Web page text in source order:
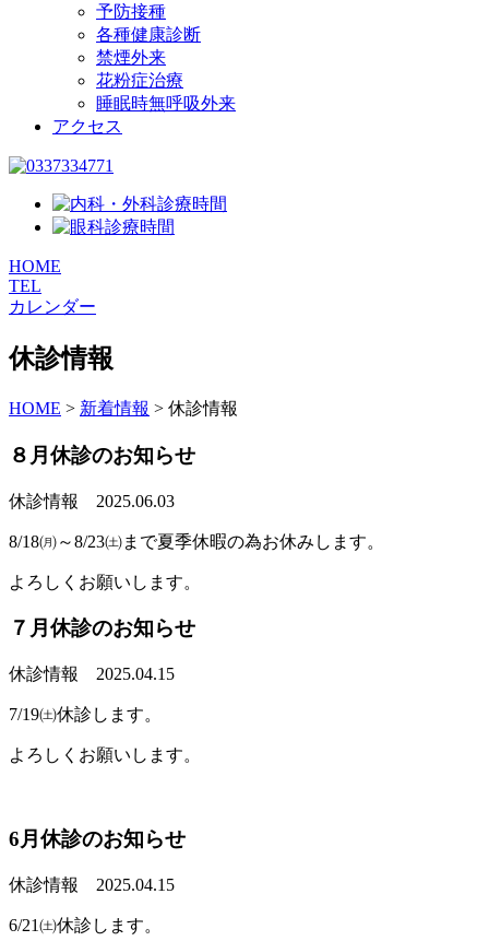
予防接種
各種健康診断
禁煙外来
花粉症治療
睡眠時無呼吸外来
アクセス
HOME
TEL
カレンダー
休診情報
HOME > 新着情報 > 休診情報
８月休診のお知らせ
休診情報 2025.06.03
8/18㈪～8/23㈯まで夏季休暇の為お休みします。
よろしくお願いします。
７月休診のお知らせ
休診情報 2025.04.15
7/19㈯休診します。
よろしくお願いします。
6月休診のお知らせ
休診情報 2025.04.15
6/21㈯休診します。